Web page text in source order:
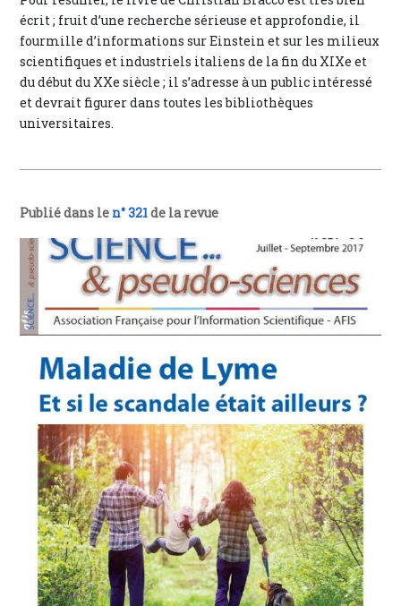
écrit ; fruit d’une recherche sérieuse et approfondie, il
fourmille d’informations sur Einstein et sur les milieux
scientifiques et industriels italiens de la fin du XIXe et
du début du XXe siècle ; il s’adresse à un public intéressé
et devrait figurer dans toutes les bibliothèques
universitaires.
Publié dans le n° 321de la revue